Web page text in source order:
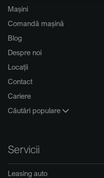
Mașini
Comandă mașină
Blog
Despre noi
Locații
Contact
Cariere
Căutări populare
Servicii
Leasing auto